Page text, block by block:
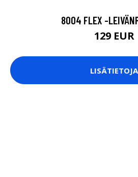
8004 FLEX -
129 EUR
LISÄTIETOJA